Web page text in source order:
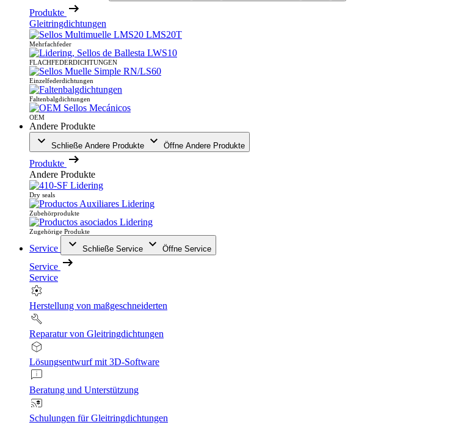
Produkte
Gleitringdichtungen
Mehrfachfeder
FLACHFEDERDICHTUNGEN
Einzelfederdichtungen
Faltenbalgdichtungen
OEM
Andere Produkte
Schließe Andere Produkte Öffne Andere Produkte
Produkte
Andere Produkte
Dry seals
Zubehörprodukte
Zugehörige Produkte
Service Schließe Service Öffne Service
Service
Service
Herstellung von maßgeschneiderten
Reparatur von Gleitringdichtungen
Lösungsentwurf mit 3D-Software
Beratung und Unterstützung
Schulungen für Gleitringdichtungen